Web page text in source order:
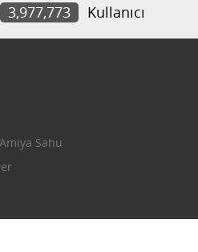
3,977,773 Kullanıcı
Amiya Sahu